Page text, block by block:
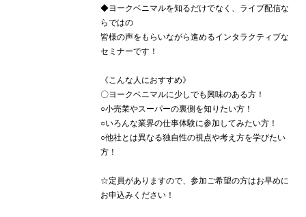
◆ヨークベニマルを知るだけでなく、ライブ配信な
らではの
皆様の声をもらいながら進めるインタラクティブな
セミナーです！
《こんな人におすすめ》
〇ヨークベニマルに少しでも興味のある方！
○小売業やスーパーの裏側を知りたい方！
○いろんな業界の仕事体験に参加してみたい方！
○他社とは異なる独自性の視点や考え方を学びたい
方！
☆定員がありますので、参加ご希望の方はお早めに
お申込みください！